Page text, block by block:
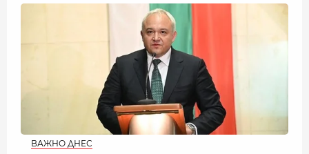
ВАЖНО ДНЕС